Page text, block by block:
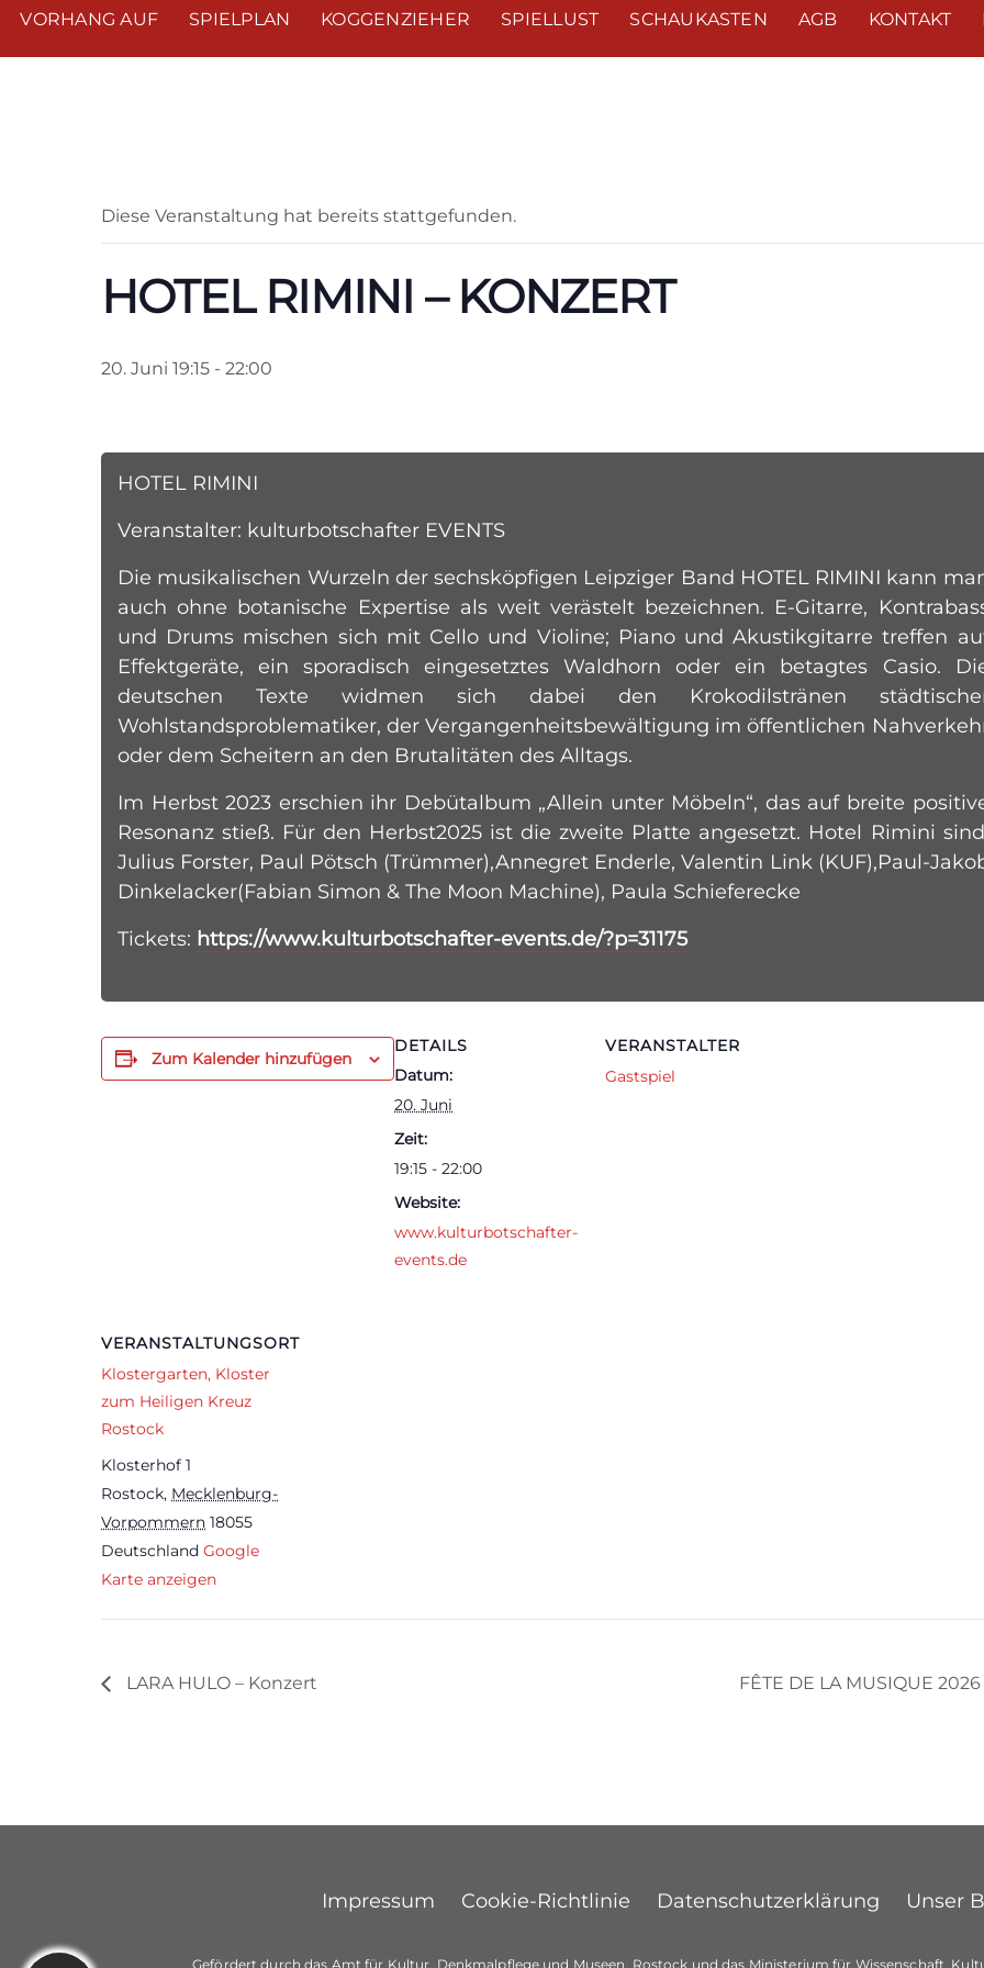
VORHANG AUF SPIELPLAN KOGGENZIEHER SPIELLUST SCHAUKASTEN AGB KONTAKT
Diese Veranstaltung hat bereits stattgefunden.
HOTEL RIMINI – KONZERT
20. Juni 19:15 - 22:00
HOTEL RIMINI
Veranstalter: kulturbotschafter EVENTS
Die musikalischen Wurzeln der sechsköpfigen Leipziger Band HOTEL RIMINI kann
auch ohne botanische Expertise als weit verästelt bezeichnen. E-Gitarre,
und Drums mischen sich mit Cello und Violine; Piano und Akustikgitarre treffen
Effektgeräte, ein sporadisch eingesetztes Waldhorn oder ein betagtes Casio.
deutschen Texte widmen sich dabei den Krokodilstränen
Wohlstandsproblematiker, der Vergangenheitsbewältigung im öffentlichen
oder dem Scheitern an den Brutalitäten des Alltags.
Im Herbst 2023 erschien ihr Debütalbum „Allein unter Möbeln“, das auf breite
Resonanz stieß. Für den Herbst2025 ist die zweite Platte angesetzt. Hotel Rimini
Julius Forster, Paul Pötsch (Trümmer),Annegret Enderle, Valentin Link (KUF),Paul-
Dinkelacker(Fabian Simon & The Moon Machine), Paula Schieferecke
Tickets: https://www.kulturbotschafter-events.de/?p=31175
Zum Kalender hinzufügen
DETAILS
Datum:
20. Juni
Zeit:
19:15 - 22:00
Website:
www.kulturbotschafter-
events.de
VERANSTALTER
Gastspiel
VERANSTALTUNGSORT
Klostergarten, Kloster
zum Heiligen Kreuz
Rostock
Klosterhof 1
Rostock, Mecklenburg-
Vorpommern 18055
Deutschland Google
Karte anzeigen
LARA HULO – Konzert FÊTE DE LA MUSIQUE 2026
Impressum Cookie-Richtlinie Datenschutzerklärung Unser
Gefördert durch das Amt für Kultur, Denkmalpflege und Museen, Rostock und das Ministerium für Wissenschaft,